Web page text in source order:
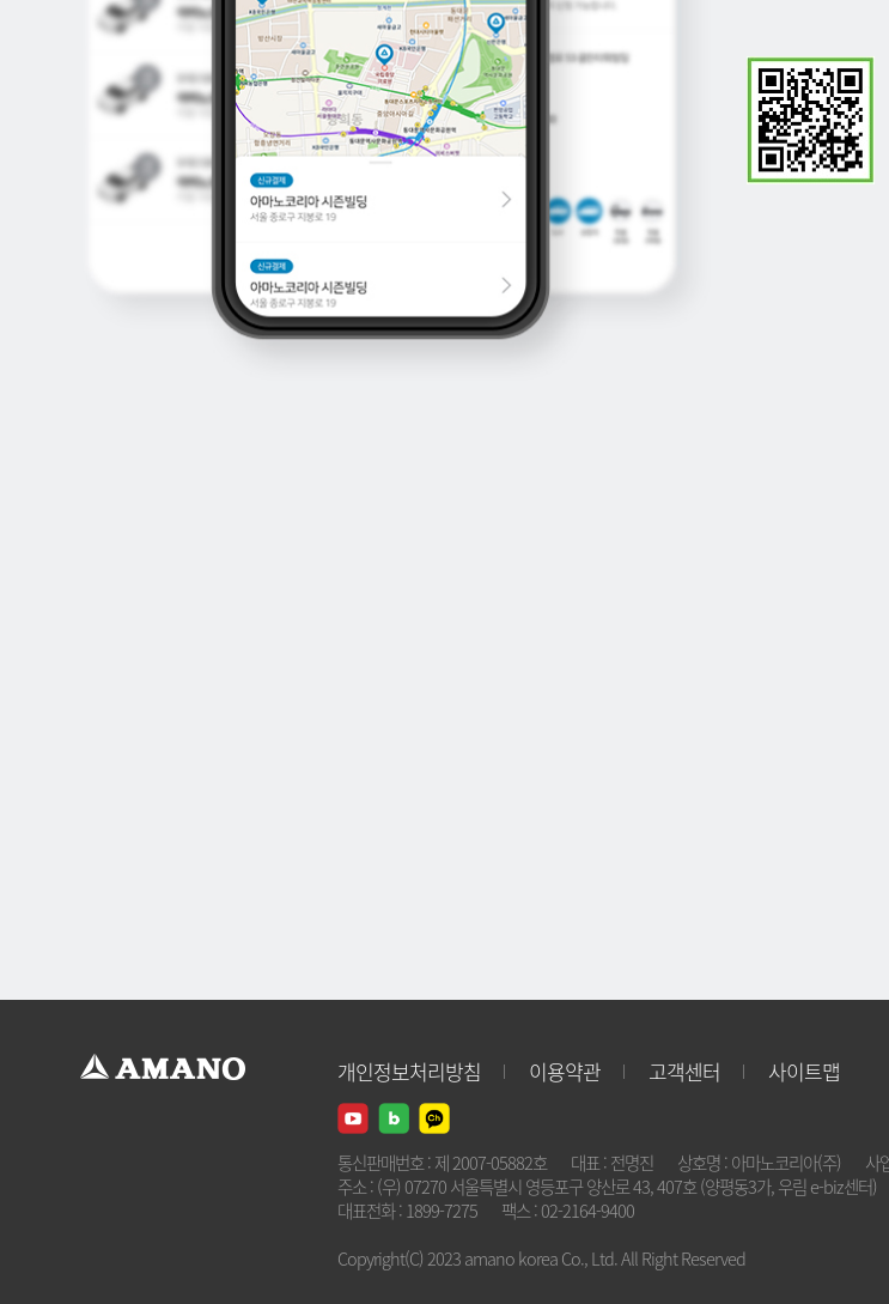
개인정보처리방침 이용약관 고객센터 사이트맵
통신판매번호 : 제 2007-05882호 대표 : 전명진 상호명 : 아마노코리아(주)
사
주소 : (우) 07270 서울특별시 영등포구 양산로 43, 407호 (양평동3가, 우림 e-biz센터)
대표전화 : 1899-7275
팩스 : 02-2164-9400
Copyright(C) 2023 amano korea Co., Ltd. All Right Reserved